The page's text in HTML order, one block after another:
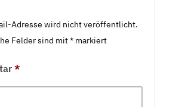
Adresse wird nicht veröffentlicht.
Felder sind mit* markiert
*